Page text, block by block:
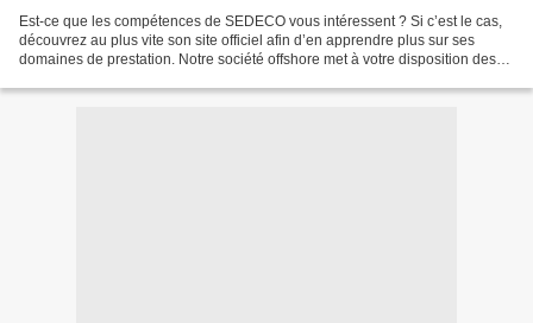
Est-ce que les compétences de SEDECO vous intéressent ? Si c’est le cas,
découvrez au plus vite son site officiel afin d’en apprendre plus sur ses
domaines de prestation. Notre société offshore met à votre disposition des